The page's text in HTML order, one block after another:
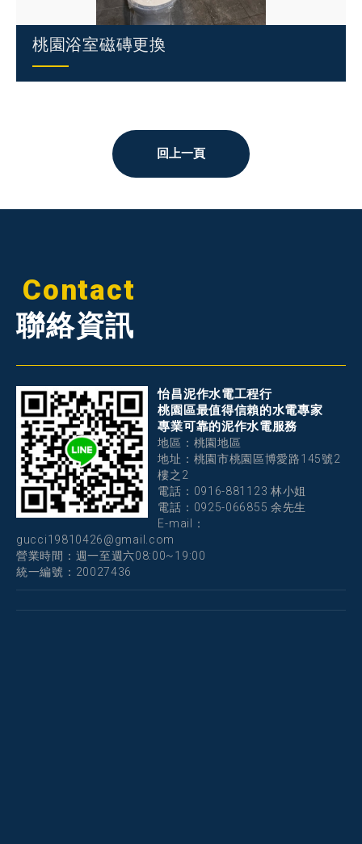
桃園浴室磁磚更換
回上一頁
Contact
聯絡資訊
怡昌泥作水電工程行
桃園區最值得信賴的水電專家
專業可靠的泥作水電服務
地區：桃園地區
地址：桃園市桃園區博愛路145號2
樓之2
電話： 0916-881123 林小姐
電話： 0925-066855 余先生
E-mail：
gucci19810426@gmail.com
營業時間：週一至週六08:00~19:00
統一編號：20027436